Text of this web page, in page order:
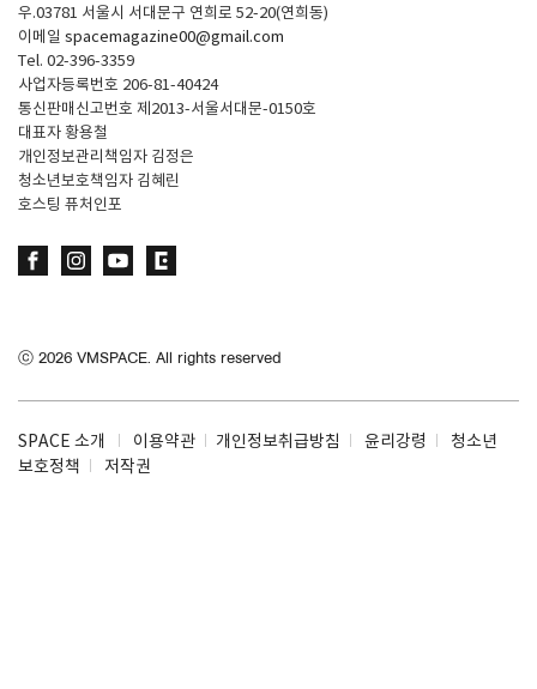
우.03781 서울시 서대문구 연희로 52-20(연희동)
이메일 spacemagazine00@gmail.com
Tel. 02-396-3359
사업자등록번호 206-81-40424
통신판매신고번호 제2013-서울서대문-0150호
대표자 황용철
개인정보관리책임자 김정은
청소년보호책임자 김혜린
호스팅 퓨처인포
ⓒ 2026 VMSPACE. All rights reserved
SPACE 소개 이용약관 개인정보취급방침 윤리강령
청소년
보호정책
저작권